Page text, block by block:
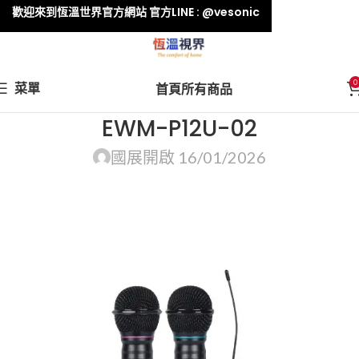
菜單 首頁所有商品 0
EWM-P12U-02
國展開啟 16/01/2026
歡迎來到恆溫世界官方網站 官方LINE : @vesonic